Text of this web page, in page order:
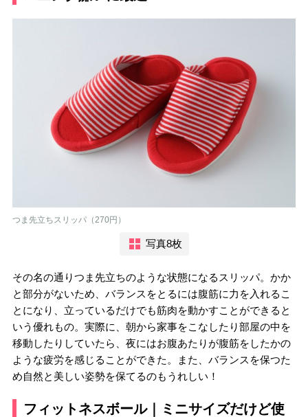
つま先立ちスリッパ（270円）
写真8枚
その名の通りつま先立ちのような状態になるスリッパ。かか
と部分がないため、バランスをとるには腹筋に力を入れるこ
とになり、立っているだけでも筋肉を動かすことができると
いう優れもの。実際に、朝から家事をこなしたり部屋の中を
移動したりしていたら、夜にはお腹あたりが腹筋をしたかの
ような疲労を感じることができた。また、バランスを保つた
め自然と美しい姿勢を保てるのもうれしい！
フィットネスボール｜ミニサイズだけど使